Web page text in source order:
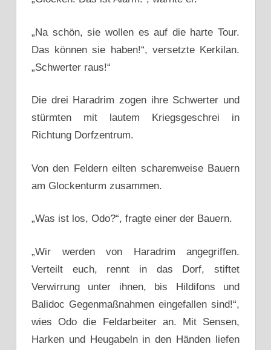
„Na schön, sie wollen es auf die harte Tour.
Das können sie haben!“, versetzte Kerkilan.
„Schwerter raus!“
Die drei Haradrim zogen ihre Schwerter und
stürmten mit lautem Kriegsgeschrei in
Richtung Dorfzentrum.
Von den Feldern eilten scharenweise Bauern
am Glockenturm zusammen.
„Was ist los, Odo?“, fragte einer der Bauern.
„Wir werden von Haradrim angegriffen.
Verteilt euch, rennt in das Dorf, stiftet
Verwirrung unter ihnen, bis Hildifons und
Balidoc Gegenmaßnahmen eingefallen sind!“,
wies Odo die Feldarbeiter an. Mit Sensen,
Harken und Heugabeln in den Händen liefen